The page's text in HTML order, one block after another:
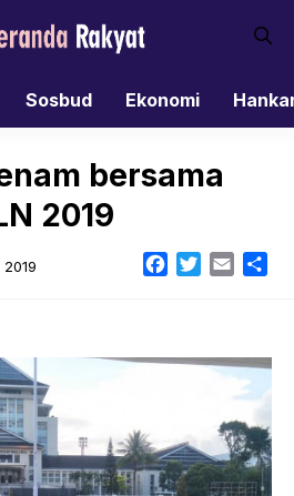
Sosbud Ekonomi
bersama
2019
Facebook
TwitterEmail